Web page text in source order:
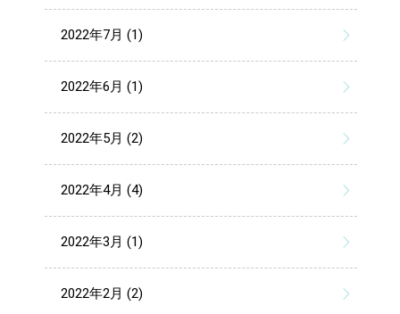
2022年7月 (1)
2022年6月 (1)
2022年5月 (2)
2022年4月 (4)
2022年3月 (1)
2022年2月 (2)